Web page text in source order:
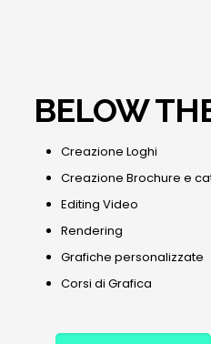
BELOW
Creazione Loghi
Creazione Brochure e
Editing Video
Rendering
Grafiche personalizzate
Corsi di Grafica